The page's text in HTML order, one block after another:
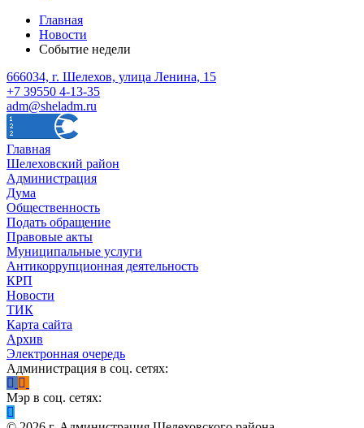
Главная
Новости
Событие недели
666034, г. Шелехов, улица Ленина, 15
+7 39550 4-13-35
adm@sheladm.ru
Главная
Шелеховский район
Администрация
Дума
Общественность
Подать обращение
Правовые акты
Муниципальные услуги
Антикоррупционная деятельность
КРП
Новости
ТИК
Карта сайта
Архив
Электронная очередь
Администрация в соц. сетях:
Мэр в соц. сетях: